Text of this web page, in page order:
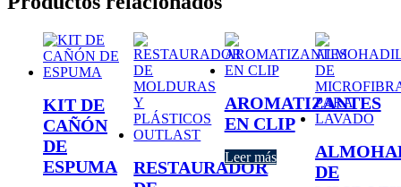
KIT DE
CAÑÓN
DE
ESPUMA
RESTAURADOR
AROMATIZANTES
EN CLIP
Leer más
DE